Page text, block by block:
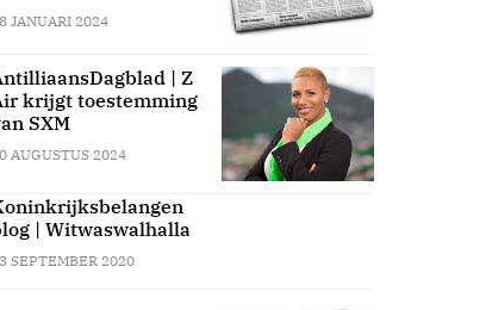
JANUARI 2024
| Z
krijgt toestemming
SXM
AUGUSTUS 2024
| Witwaswalhalla
SEPTEMBER 2020